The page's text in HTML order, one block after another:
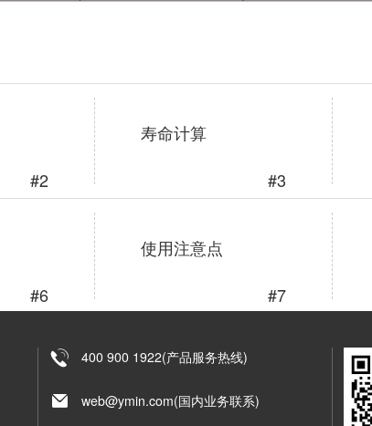
#2
寿命计算
#3
#6
使用注意点
#7
400 900 1922(产品服务热线)
web@ymin.com(国内业务联系)